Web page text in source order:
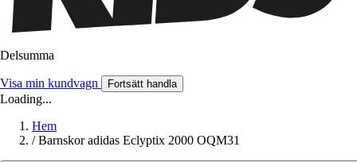
Delsumma
Visa min kundvagn Fortsätt handla
Loading...
Hem
/ Barnskor adidas Eclyptix 2000 OQM31